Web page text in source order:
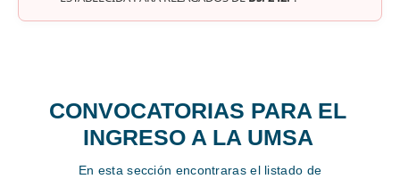
CONVOCATORIAS PARA EL
INGRESO A LA UMSA
En esta sección encontraras el listado de